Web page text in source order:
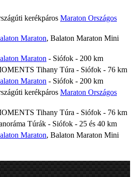
kerékpáros Maraton Országos
Maraton, Balaton Maraton Mini
Maraton - Siófok - 200 km
Tihany Túra - Siófok - 76 km
Maraton - Siófok - 200 km
kerékpáros Maraton Országos
Tihany Túra - Siófok - 76 km
Túrák - Siófok - 25 és 40 km
Maraton, Balaton Maraton Mini